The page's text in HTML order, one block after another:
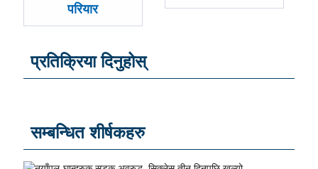
परियार
प्रतिक्रिया दिनुहोस्
सम्बन्धित शीर्षकहरु